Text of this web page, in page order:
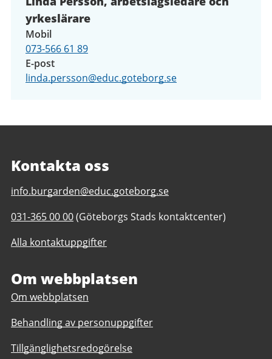
yrkeslärare
Mobil
073-566 61 89
E-post
linda.persson@educ.goteborg.se
Kontakta oss
E-
till
Burgårdens
gymnasium
info.burgarden@educ.goteborg.se
Telefonnummer
Burgårdens
031-365 00 00(Göteborgs Stads kontaktcenter)
Alla kontaktuppgifter
Om webbplatsen
Om webbplatsen
Behandling av personuppgifter
Tillgänglighetsredogörelse